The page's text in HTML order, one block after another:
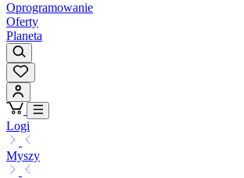
Oprogramowanie
Oferty
Planeta
Logi
Myszy